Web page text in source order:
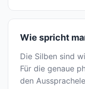
Wie spricht
Die Silben sind
Für die genaue
den